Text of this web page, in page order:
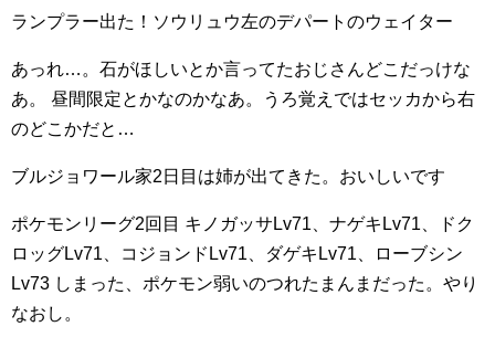
ランプラー出た！ソウリュウ左のデパートのウェイター
あっれ…。石がほしいとか言ってたおじさんどこだっけな
あ。
昼間限定とかなのかなあ。うろ覚えではセッカから右
のどこかだと…
ブルジョワール家2日目は姉が出てきた。おいしいです
ポケモンリーグ2回目 キノガッサLv71、ナゲキLv71、ドク
ロッグLv71、コジョンドLv71、ダゲキLv71、ローブシン
Lv73 しまった、ポケモン弱いのつれたまんまだった。やり
なおし。